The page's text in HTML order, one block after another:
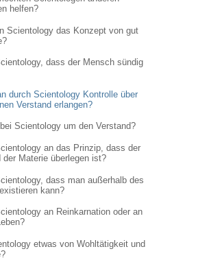
helfen?
Scientology das Konzept von gut
dass der Mensch sündig
durch Scientology Kontrolle über
Verstand erlangen?
Scientology um den Verstand?
an das Prinzip, dass der
der Materie überlegen ist?
dass man außerhalb des
kann?
an Reinkarnation oder an
etwas von Wohltätigkeit und